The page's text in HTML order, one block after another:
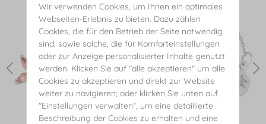
Wir verwenden Cookies, um Ihnen ein optimales
Webseiten-Erlebnis zu bieten. Dazu zählen
Cookies, die für den Betrieb der Seite notwendig
sind, sowie solche, die für Komforteinstellungen
oder zur Anzeige personalisierter Inhalte genutzt
werden. Klicken Sie auf "alle akzeptieren" um alle
Cookies zu akzeptieren und direkt zur Website
weiter zu navigieren; oder klicken Sie unten auf
"Einstellungen verwalten", um eine detaillierte
Beschreibung der Cookies zu erhalten und eine